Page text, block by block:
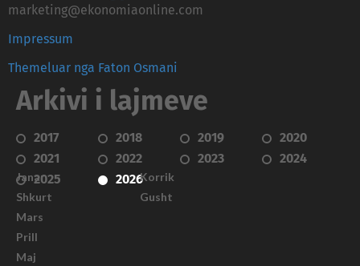
marketing@ekonomiaonline.com
Impressum
Themeluar nga Faton Osmani
Arkivi i lajmeve
2017 2018 2019
2020
2021
2022 2023
2024
2025
2026
Janar
Shkurt
Mars
Prill
Maj
Korrik
Gusht